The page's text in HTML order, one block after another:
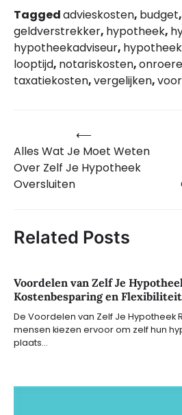
Taggedadvieskosten, budget,
geldverstrekker, hypotheek,
hypotheekadviseur,
looptijd, notariskosten,
taxatiekosten,vergelijken,
navigatie
⟵
Alles Wat Je Moet Weten
Over Zelf Je Hypotheek
Oversluiten
Related Posts
Voordelen van Zelf Je
Kostenbesparing en Flexibiliteit
De Voordelen van Zelf Je Hypotheek
mensen kiezen ervoor om zelf hun
plaats…